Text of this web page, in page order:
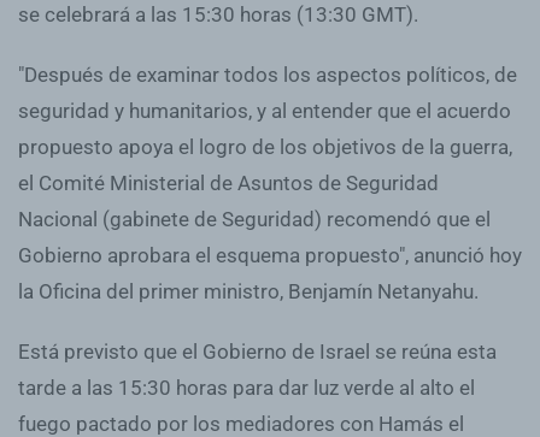
se celebrará a las 15:30 horas (13:30 GMT).
"Después de examinar todos los aspectos políticos, de
seguridad y humanitarios, y al entender que el acuerdo
propuesto apoya el logro de los objetivos de la guerra,
el Comité Ministerial de Asuntos de Seguridad
Nacional (gabinete de Seguridad) recomendó que el
Gobierno aprobara el esquema propuesto", anunció hoy
la Oficina del primer ministro, Benjamín Netanyahu.
Está previsto que el Gobierno de Israel se reúna esta
tarde a las 15:30 horas para dar luz verde al alto el
fuego pactado por los mediadores con Hamás el